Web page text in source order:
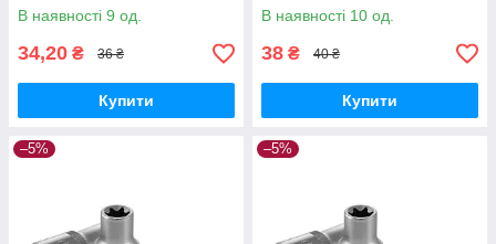
В наявності 9 од.
34,20 ₴ 36 ₴
Купити
В наявності 10 од.
38 ₴ 40 ₴
Купити
–5% –5%